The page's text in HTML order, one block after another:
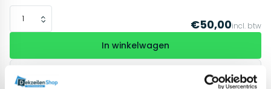
€50,00incl. btw
In winkelwagen
Andere maat? Offerte aanvragen